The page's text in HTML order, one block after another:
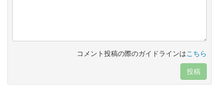
コメント投稿の際のガイドラインはこちら
投稿